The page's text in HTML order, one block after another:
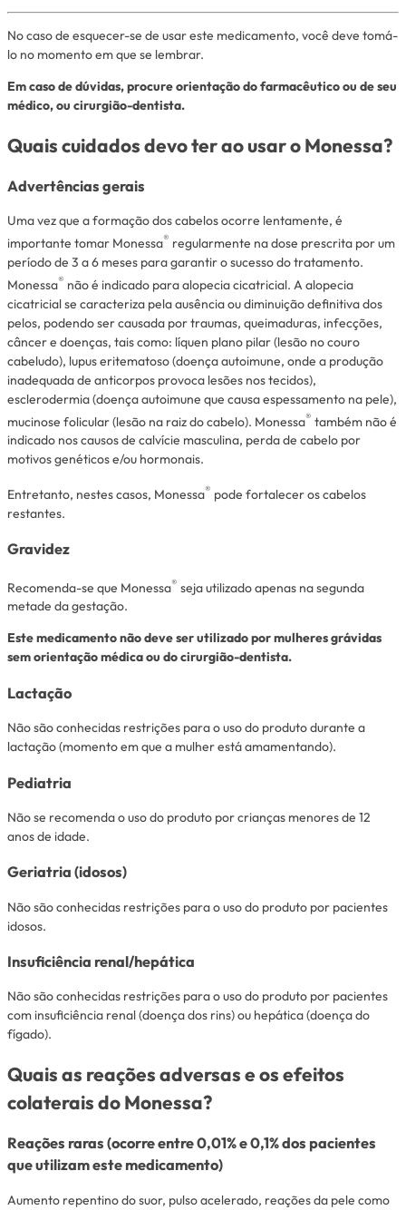
No caso de esquecer-se de usar este medicamento, você deve tomá-
lo no momento em que se lembrar.
Em caso de dúvidas, procure orientação do farmacêutico ou de seu
médico, ou cirurgião-dentista.
Quais cuidados devo ter ao usar o Monessa?
Advertências gerais
Uma vez que a formação dos cabelos ocorre lentamente, é
importante tomar Monessa® regularmente na dose prescrita por um
período de 3 a 6 meses para garantir o sucesso do tratamento.
Monessa® não é indicado para alopecia cicatricial. A alopecia
cicatricial se caracteriza pela ausência ou diminuição definitiva dos
pelos, podendo ser causada por traumas, queimaduras, infecções,
câncer e doenças, tais como: líquen plano pilar (lesão no couro
cabeludo), lupus eritematoso (doença autoimune, onde a produção
inadequada de anticorpos provoca lesões nos tecidos),
esclerodermia (doença autoimune que causa espessamento na pele),
mucinose folicular (lesão na raiz do cabelo). Monessa® também não é
indicado nos causos de calvície masculina, perda de cabelo por
motivos genéticos e/ou hormonais.
Entretanto, nestes casos, Monessa® pode fortalecer os cabelos
restantes.
Gravidez
Recomenda-se que Monessa® seja utilizado apenas na segunda
metade da gestação.
Este medicamento não deve ser utilizado por mulheres grávidas
sem orientação médica ou do cirurgião-dentista.
Lactação
Não são conhecidas restrições para o uso do produto durante a
lactação (momento em que a mulher está amamentando).
Pediatria
Não se recomenda o uso do produto por crianças menores de 12
anos de idade.
Geriatria (idosos)
Não são conhecidas restrições para o uso do produto por pacientes
idosos.
Insuficiência renal/hepática
Não são conhecidas restrições para o uso do produto por pacientes
com insuficiência renal (doença dos rins) ou hepática (doença do
fígado).
Quais as reações adversas e os efeitos
colaterais do Monessa?
Reações raras (ocorre entre 0,01% e 0,1% dos pacientes
que utilizam este medicamento)
Aumento repentino do suor, pulso acelerado, reações da pele como